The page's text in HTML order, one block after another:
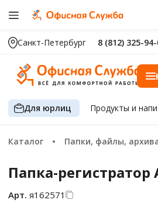
Санкт-Петербург 8 (812) 325-
Для юрлиц Продуктыи
Каталог Папки, файлы,
Папка-
Арт. я162571